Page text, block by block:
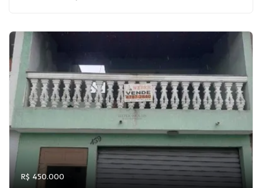
R$ 450.000